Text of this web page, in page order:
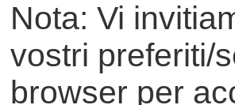
Nota: Vi
vostri preferiti/
browser per